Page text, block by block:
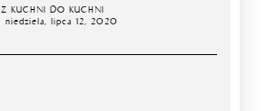
Z KUCHNI DO KUCHNI
niedziela, lipca 12, 2020